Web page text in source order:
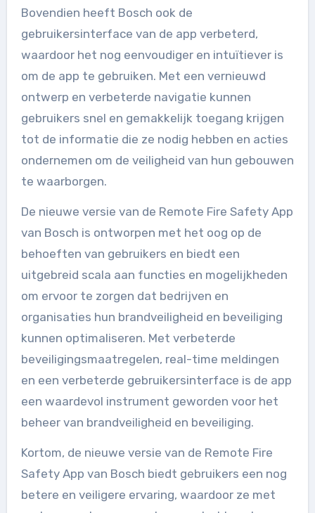
Bovendien heeft Bosch ook de
gebruikersinterface van de app verbeterd,
waardoor het nog eenvoudiger en intuïtiever is
om de app te gebruiken. Met een vernieuwd
ontwerp en verbeterde navigatie kunnen
gebruikers snel en gemakkelijk toegang krijgen
tot de informatie die ze nodig hebben en acties
ondernemen om de veiligheid van hun gebouwen
te waarborgen.
De nieuwe versie van de Remote Fire Safety App
van Bosch is ontworpen met het oog op de
behoeften van gebruikers en biedt een
uitgebreid scala aan functies en mogelijkheden
om ervoor te zorgen dat bedrijven en
organisaties hun brandveiligheid en beveiliging
kunnen optimaliseren. Met verbeterde
beveiligingsmaatregelen, real-time meldingen
en een verbeterde gebruikersinterface is de app
een waardevol instrument geworden voor het
beheer van brandveiligheid en beveiliging.
Kortom, de nieuwe versie van de Remote Fire
Safety App van Bosch biedt gebruikers een nog
betere en veiligere ervaring, waardoor ze met